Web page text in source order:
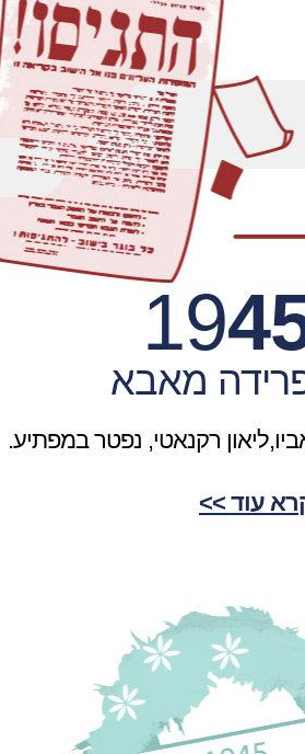
19
מאבא
רקנאטי, נפטר במפתיע.
עוד >>